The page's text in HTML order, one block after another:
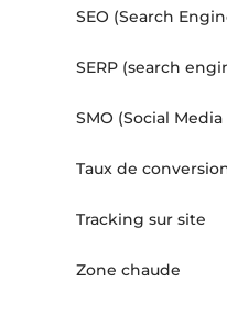
SEO (Search
SERP (search
SMO (Social
Taux de
Tracking sur site
Zone chaude